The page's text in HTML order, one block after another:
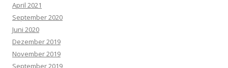
April 2021
September 2020
Juni 2020
Dezember 2019
November 2019
September 2019